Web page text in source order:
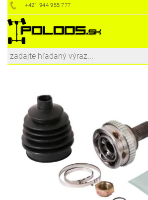
+421 944 955 777